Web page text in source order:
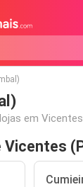
em
Vicentes